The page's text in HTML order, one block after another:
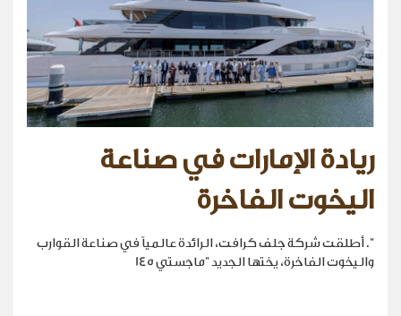
ريادة الإمارات في صناعة
اليخوت الفاخرة
". أطلقت شركة جلف كرافت، الرائدة عالمياً في صناعة القوارب
واليخوت الفاخرة، يختها الجديد "ماجستي 145